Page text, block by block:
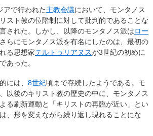
アで行われた主教会議において、モンタノス
スト教の位階制に対して批判的であることな
された。しかし、以降のモンタノス派はロー
らにモンタノス派を有名にしたのは、最初の
る思想家テルトゥリアヌスが3世紀の初めに
あった。
には、 8世紀頃まで存続したようである。モ
以後のキリスト教の歴史の中に、モンタノス
る刷新運動と「キリストの再臨が近い」とい
、形を変えながら繰り返し現れることにな